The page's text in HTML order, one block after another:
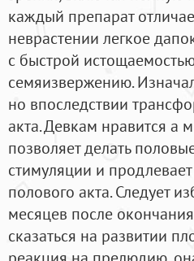
каждый препарат
неврастении легкое
с быстрой
семяизвержению.
но впоследствии
акта. Девкам нравится а
позволяет делать
стимуляции и
полового акта. Следует
месяцев после
сказаться на развитии